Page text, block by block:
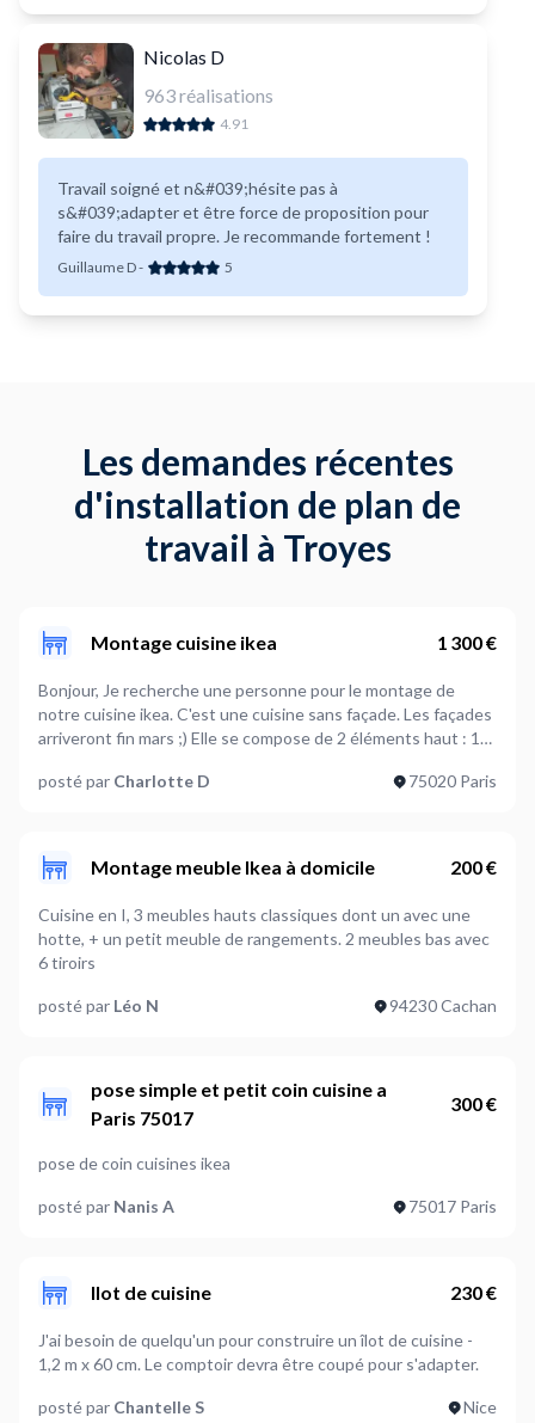
Nicolas D
963réalisations
4.91
Travail soigné et n&#039;hésite pas à
s&#039;adapter et être force de proposition pour
faire du travail propre. Je recommande fortement !
Guillaume D- 5
Les demandes récentes
d'installation de plan de
travail à Troyes
Montage cuisine ikea 1 300 €
Bonjour, Je recherche une personne pour le montage de
notre cuisine ikea. C'est une cuisine sans façade. Les façades
arriveront fin mars ;) Elle se compose de 2 éléments haut : 1
dont un avec le lave vaisselle. Un plan de travail + évier +
cartons
posté par Charlotte D 75020 Paris
Montage meuble Ikea à domicile 200 €
Cuisine en I, 3 meubles hauts classiques dont un avec une
hotte, + un petit meuble de rangements. 2 meubles bas avec
6 tiroirs
posté par Léo N 94230 Cachan
pose simple et petit coin cuisine a
Paris 75017
300 €
pose de coin cuisines ikea
posté par Nanis A 75017 Paris
Ilot de cuisine 230 €
J'ai besoin de quelqu'un pour construire un îlot de cuisine -
1,2 m x 60 cm. Le comptoir devra être coupé pour s'adapter.
posté par Chantelle S Nice